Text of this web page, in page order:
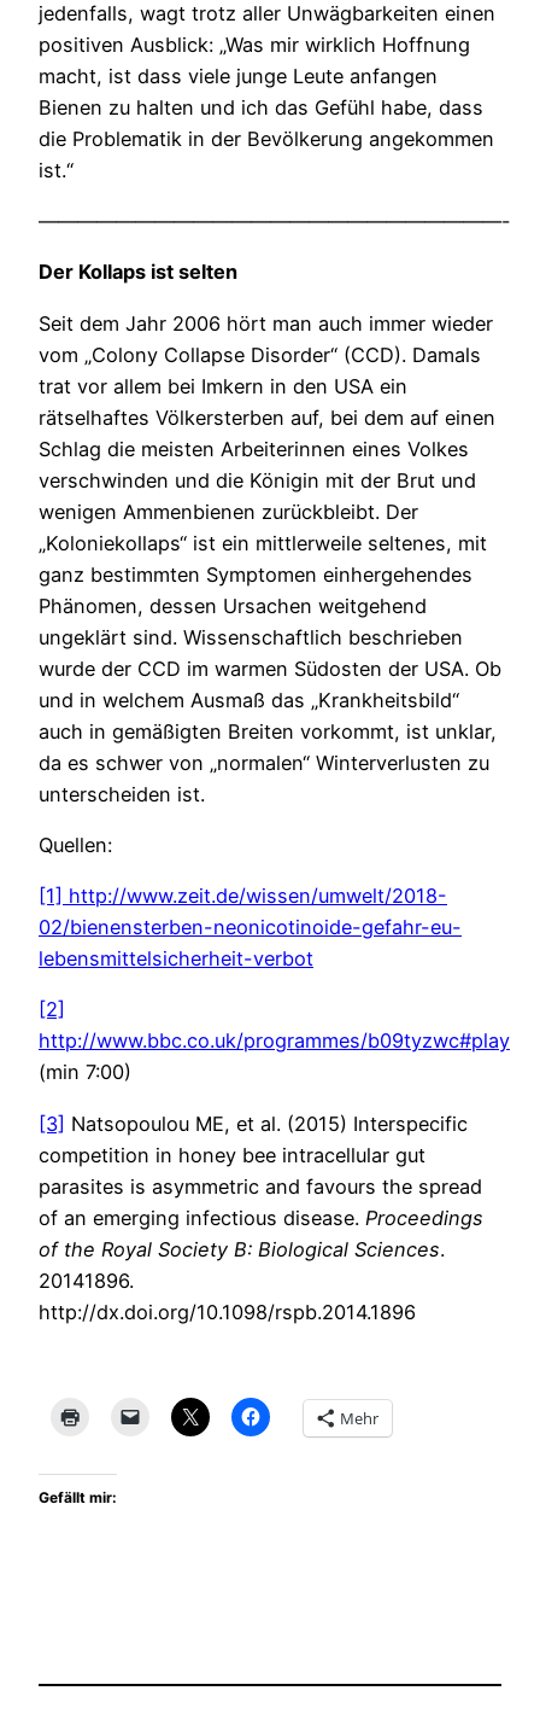
jedenfalls, wagt trotz aller Unwägbarkeiten einen
positiven Ausblick: „Was mir wirklich Hoffnung
macht, ist dass viele junge Leute anfangen
Bienen zu halten und ich das Gefühl habe, dass
die Problematik in der Bevölkerung angekommen
ist.“
————————————————————————-
Der Kollaps ist selten
Seit dem Jahr 2006 hört man auch immer wieder
vom „Colony Collapse Disorder“ (CCD). Damals
trat vor allem bei Imkern in den USA ein
rätselhaftes Völkersterben auf, bei dem auf einen
Schlag die meisten Arbeiterinnen eines Volkes
verschwinden und die Königin mit der Brut und
wenigen Ammenbienen zurückbleibt. Der
„Koloniekollaps“ ist ein mittlerweile seltenes, mit
ganz bestimmten Symptomen einhergehendes
Phänomen, dessen Ursachen weitgehend
ungeklärt sind. Wissenschaftlich beschrieben
wurde der CCD im warmen Südosten der USA. Ob
und in welchem Ausmaß das „Krankheitsbild“
auch in gemäßigten Breiten vorkommt, ist unklar,
da es schwer von „normalen“ Winterverlusten zu
unterscheiden ist.
Quellen:
[1] http://www.zeit.de/wissen/umwelt/2018-
02/bienensterben-neonicotinoide-gefahr-eu-
lebensmittelsicherheit-verbot
[2]
http://www.bbc.co.uk/programmes/b09tyzwc#play
(min 7:00)
[3] Natsopoulou ME, et al. (2015) Interspecific
competition in honey bee intracellular gut
parasites is asymmetric and favours the spread
of an emerging infectious disease. Proceedings
of the Royal Society B: Biological Sciences.
20141896.
http://dx.doi.org/10.1098/rspb.2014.1896
Mehr
Gefällt mir: